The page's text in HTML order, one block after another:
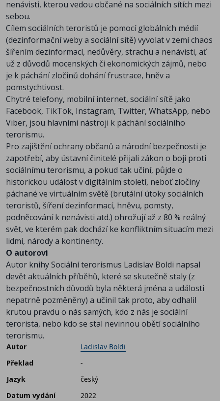
nenávisti, kterou vedou občané na sociálních sítích mezi
sebou.
Cílem sociálních teroristů je pomocí globálních médií
(dezinformační weby a sociální sítě) vyvolat v zemi chaos
šířením dezinformací, nedůvěry, strachu a nenávisti, ať
už z důvodů mocenských či ekonomických zájmů, nebo
je k páchání zločinů dohání frustrace, hněv a
pomstychtivost.
Chytré telefony, mobilní internet, sociální sítě jako
Facebook, TikTok, Instagram, Twitter, WhatsApp, nebo
Viber, jsou hlavními nástroji k páchání sociálního
terorismu.
Pro zajištění ochrany občanů a národní bezpečnosti je
zapotřebí, aby ústavní činitelé přijali zákon o boji proti
sociálnímu terorismu, a pokud tak učiní, půjde o
historickou událost v digitálním století, neboť zločiny
páchané ve virtuálním světě (brutální útoky sociálních
teroristů, šíření dezinformací, hněvu, pomsty,
podněcování k nenávisti atd.) ohrožují až z 80 % reálný
svět, ve kterém pak dochází ke konfliktním situacím mezi
lidmi, národy a kontinenty.
O autorovi
Autor knihy Sociální terorismus Ladislav Boldi napsal
devět aktuálních příběhů, které se skutečně staly (z
bezpečnostních důvodů byla některá jména a události
nepatrně pozměněny) a učinil tak proto, aby odhalil
krutou pravdu o nás samých, kdo z nás je sociální
terorista, nebo kdo se stal nevinnou obětí sociálního
terorismu.
Autor
Ladislav Boldi
Překlad
-
Jazyk
český
Datum vydání
2022